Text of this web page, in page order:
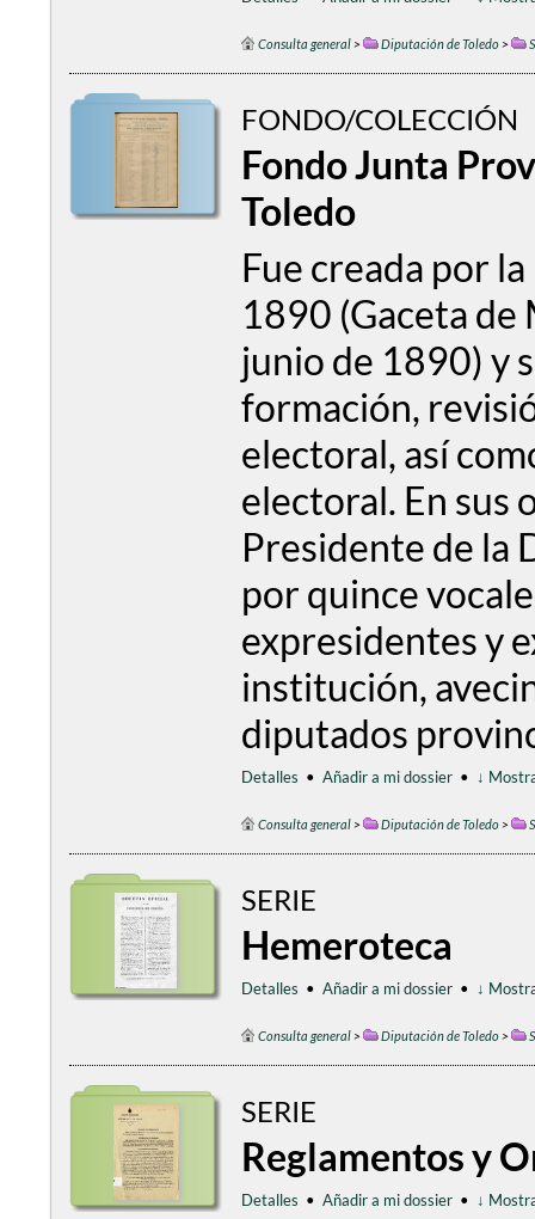
Consulta general> Diputación de Toledo>
FONDO/COLECCIÓN
Fondo Junta
Toledo
Fue creada por
1890 (Gaceta
junio de 1890) y
formación,
electoral, así
electoral. En sus
Presidente de la
por quince
expresidentes y
institución,
diputados
Detalles • Añadir a mi dossier • ↓
Consulta general> Diputación de Toledo>
SERIE
Hemeroteca
Detalles • Añadir a mi dossier • ↓
Consulta general> Diputación de Toledo>
SERIE
Reglamentos y
Detalles • Añadir a mi dossier • ↓